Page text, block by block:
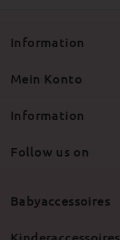
Information
Mein Konto
Information
Follow us on
Babyaccessoires
Kinderaccessoires